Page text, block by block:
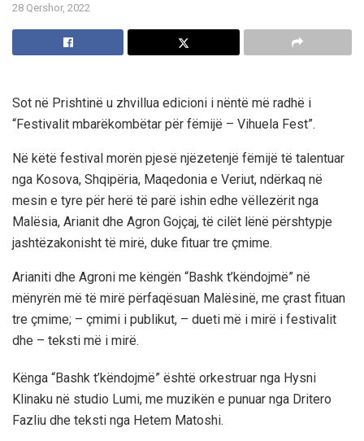
28 Qershor, 2022
Sot në Prishtinë u zhvillua edicioni i nëntë më radhë i
“Festivalit mbarëkombëtar për fëmijë – Vihuela Fest”.
Në këtë festival morën pjesë njëzetenjë fëmijë të talentuar
nga Kosova, Shqipëria, Maqedonia e Veriut, ndërkaq në
mesin e tyre për herë të parë ishin edhe vëllezërit nga
Malësia, Arianit dhe Agron Gojçaj, të cilët lënë përshtypje
jashtëzakonisht të mirë, duke fituar tre çmime.
Arianiti dhe Agroni me këngën “Bashk t’këndojmë” në
mënyrën më të mirë përfaqësuan Malësinë, me çrast fituan
tre çmime; – çmimi i publikut, – dueti më i mirë i festivalit
dhe – teksti më i mirë.
Kënga “Bashk t’këndojmë” është orkestruar nga Hysni
Klinaku në studio Lumi, me muzikën e punuar nga Dritero
Fazliu dhe teksti nga Hetem Matoshi.